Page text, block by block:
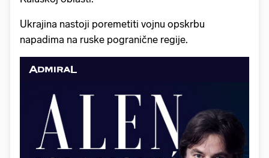
Ukrajina nastoji poremetiti vojnu opskrbu
napadima na ruske pogranične regije.